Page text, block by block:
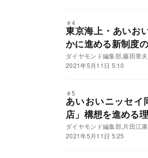
＃4
東京海上・あいお
かに進める新制度
ダイヤモンド編集部,藤田章夫
2021年5月11日 5:10
＃5
あいおいニッセイ
店」構想を進める
ダイヤモンド編集部,片田江
2021年5月11日 5:25